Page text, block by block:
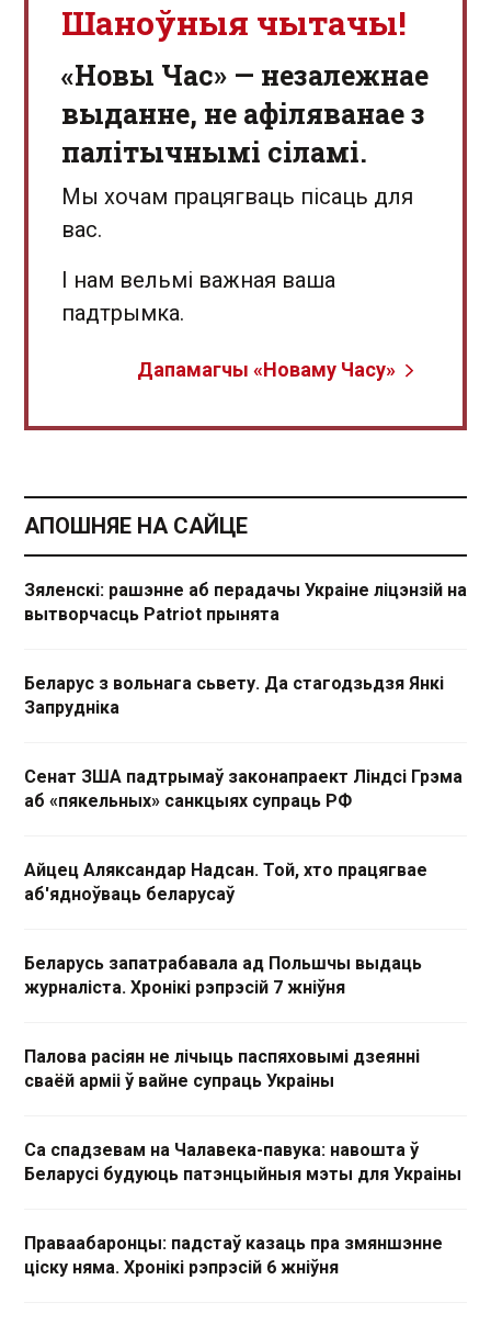
Шаноўныя чытачы!
«Новы Час» — незалежнае
выданне, не афіляванае з
палітычнымі сіламі.
Мы хочам працягваць пісаць для
вас.
І нам вельмі важная ваша
падтрымка.
Дапамагчы «Новаму Часу»
АПОШНЯЕ НА САЙЦЕ
Зяленскі: рашэнне аб перадачы Украіне ліцэнзій на
вытворчасць Patriot прынята
Беларус з вольнага сьвету. Да стагодзьдзя Янкі
Запрудніка
Сенат ЗША падтрымаў законапраект Ліндсі Грэма
аб «пякельных» санкцыях супраць РФ
Айцец Аляксандар Надсан. Той, хто працягвае
аб'ядноўваць беларусаў
Беларусь запатрабавала ад Польшчы выдаць
журналіста. Хронікі рэпрэсій 7 жніўня
Палова расіян не лічыць паспяховымі дзеянні
сваёй арміі ў вайне супраць Украіны
Са спадзевам на Чалавека-павука: навошта ў
Беларусі будуюць патэнцыйныя мэты для Украіны
Праваабаронцы: падстаў казаць пра змяншэнне
ціску няма. Хронікі рэпрэсій 6 жніўня